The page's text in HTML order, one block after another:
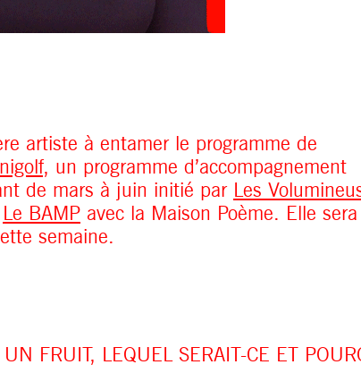
artiste à entamer le programme de
, un programme d’accompagnement
de mars à juin initié par Les
Le BAMP avec la Maison Poème. Elle
semaine.
FRUIT, LEQUEL SERAIT-CE ET